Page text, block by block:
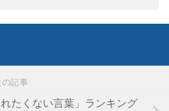
の記事
たくない言葉」ランキング